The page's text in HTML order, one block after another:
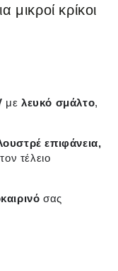
μικροί κρίκοι
μελευκό σμάλτο,
επιφάνεια,
τέλειο
σας